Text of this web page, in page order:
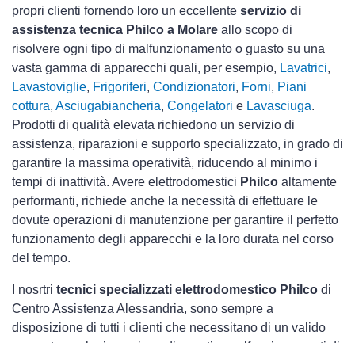
propri clienti fornendo loro un eccellente servizio di
assistenza tecnica Philco a Molare allo scopo di
risolvere ogni tipo di malfunzionamento o guasto su una
vasta gamma di apparecchi quali, per esempio, Lavatrici,
Lavastoviglie, Frigoriferi, Condizionatori, Forni, Piani
cottura, Asciugabiancheria, Congelatori e Lavasciuga.
Prodotti di qualità elevata richiedono un servizio di
assistenza, riparazioni e supporto specializzato, in grado di
garantire la massima operatività, riducendo al minimo i
tempi di inattività. Avere elettrodomestici Philco altamente
performanti, richiede anche la necessità di effettuare le
dovute operazioni di manutenzione per garantire il perfetto
funzionamento degli apparecchi e la loro durata nel corso
del tempo.
I nosrtri tecnici specializzati elettrodomestico Philco di
Centro Assistenza Alessandria, sono sempre a
disposizione di tutti i clienti che necessitano di un valido